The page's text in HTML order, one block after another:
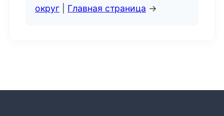
округ
Главная страница →